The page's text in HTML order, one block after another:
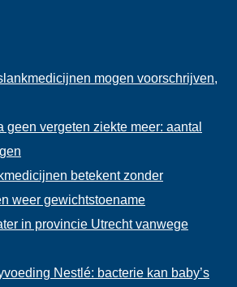
mogen voorschrijven,
geen vergeten ziekte meer: aantal
betekent zonder
weer gewichtstoename
in provincie Utrecht vanwege
Nestlé: bacterie kan baby’s